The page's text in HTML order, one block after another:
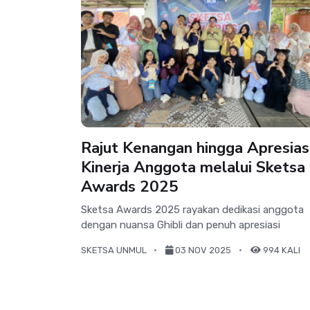
Rajut Kenangan hingga
Kinerja Anggota melalui Sketsa
Awards 2025
Sketsa Awards 2025 rayakan dedikasi anggota
dengan nuansa Ghibli dan penuh apresiasi
SKETSA UNMUL 03 NOV 2025 994 KALI